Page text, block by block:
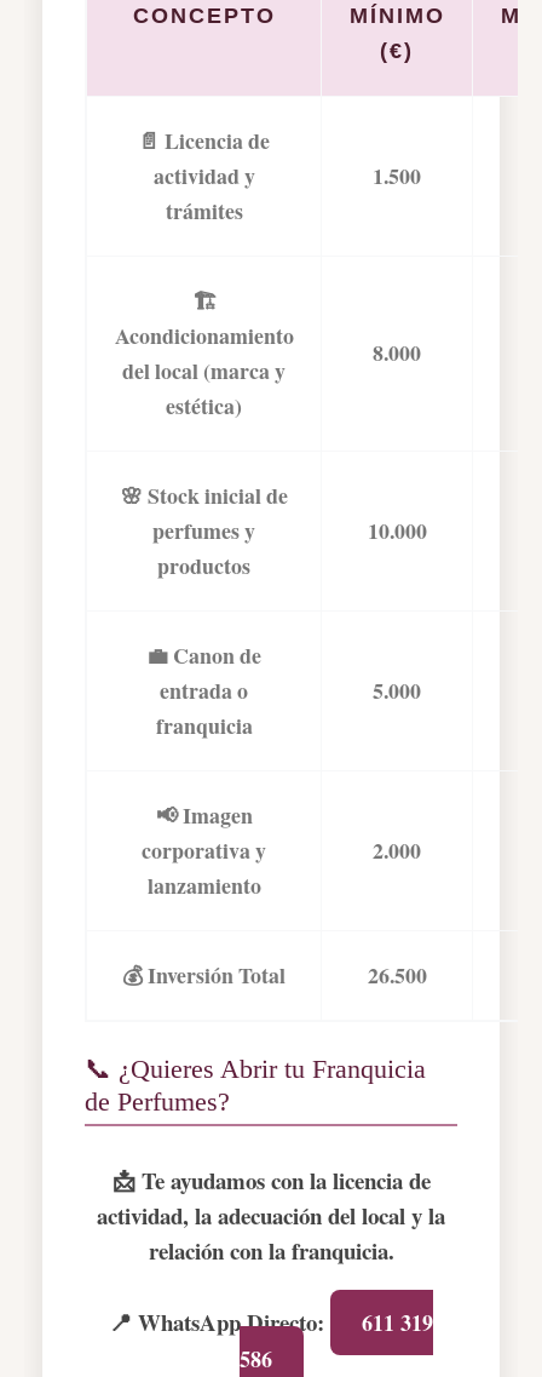
CONCEPTO
MÍNIMO
(€)
📄 Licencia de
actividad y
trámites
1.500
🏗️
Acondicionamiento
del local (marca y
estética)
8.000
🌸 Stock inicial de
perfumes y
productos
10.000
💼 Canon de
entrada o
franquicia
5.000
📢 Imagen
corporativa y
lanzamiento
2.000
💰 Inversión Total 26.500
📞 ¿Quieres Abrir tu Franquicia
de Perfumes?
📩 Te ayudamos con la licencia de
actividad, la adecuación del local y la
relación con la franquicia.
📍 WhatsApp Directo:
611 319
586